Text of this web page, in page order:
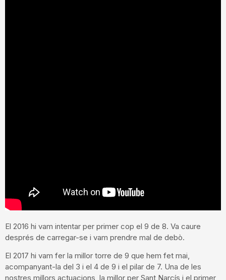
El 2016 hi vam intentar per primer cop el 9 de 8. Va caure
després de carregar-se i vam prendre mal de debò.
El 2017 hi vam fer la millor torre de 9 que hem fet mai,
acompanyant-la del 3 i el 4 de 9 i el pilar de 7. Una de les
nostres millors actuacions, la millor per Sant Narcís i el primer